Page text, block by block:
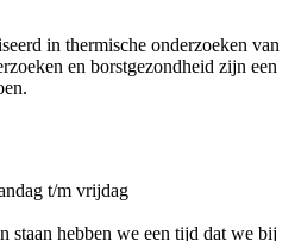
in thermische onderzoeken van
en borstgezondheid zijn een
t/m vrijdag
staan hebben we een tijd dat we bij